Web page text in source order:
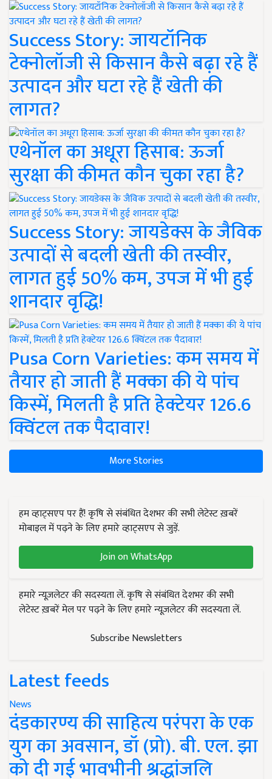
Success Story: जायटॉनिक
टेक्नोलॉजी से किसान कैसे बढ़ा रहे हैं
उत्पादन और घटा रहे हैं खेती की
लागत?
एथेनॉल का अधूरा हिसाब: ऊर्जा
सुरक्षा की कीमत कौन चुका रहा है?
Success Story: जायडेक्स के जैविक
उत्पादों से बदली खेती की तस्वीर,
लागत हुई 50% कम, उपज में भी हुई
शानदार वृद्धि!
Pusa Corn Varieties: कम समय में
तैयार हो जाती हैं मक्का की ये पांच
किस्में, मिलती है प्रति हेक्टेयर 126.6
क्विंटल तक पैदावार!
More Stories
हम व्हाट्सएप पर हैं! कृषि से संबंधित देशभर की सभी लेटेस्ट ख़बरें
मोबाइल में पढ़ने के लिए हमारे व्हाट्सएप से जुड़ें.
Join on WhatsApp
हमारे न्यूज़लेटर की सदस्यता लें. कृषि से संबंधित देशभर की सभी
लेटेस्ट ख़बरें मेल पर पढ़ने के लिए हमारे न्यूज़लेटर की सदस्यता लें.
Subscribe Newsletters
Latest feeds
News
दंडकारण्य की साहित्य परंपरा के एक
युग का अवसान, डॉ (प्रो). बी. एल. झा
को दी गई भावभीनी श्रद्धांजलि